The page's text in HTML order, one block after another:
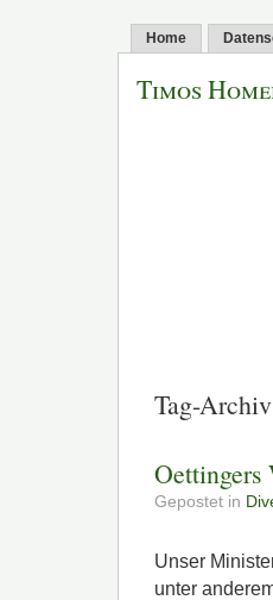
Home
Timos
Tag-
Oettingers
Gepostet in
Unser
unter